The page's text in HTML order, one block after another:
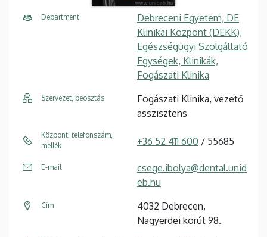
Department
Debreceni Egyetem, DE
Klinikai Központ (DEKK),
Egészségügyi Szolgáltató
Egységek, Klinikák,
Fogászati Klinika
Szervezet, beosztás
Fogászati Klinika, vezető
asszisztens
Központi telefonszám,
mellék
+36 52 411 600 / 55685
E-mail
csege.ibolya@dental.unid
eb.hu
Cím
4032 Debrecen,
Nagyerdei körút 98.